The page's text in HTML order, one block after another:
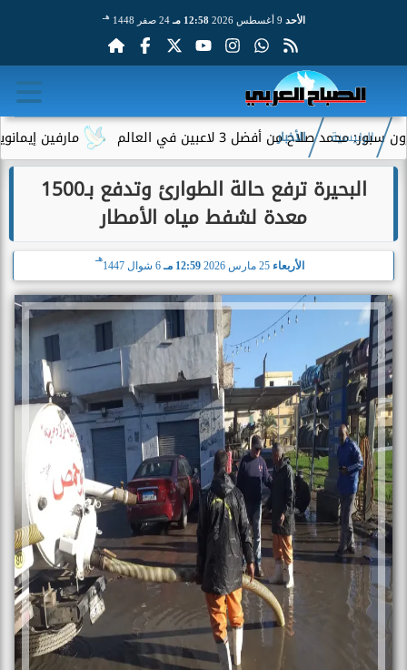
الأحد 12:58 مـ 24 صفر 1448 هـ
مارفين إيمانويل.. من أفضل 3 لاعبين في العالم
الرئيسية الأخبار
البحيرة ترفع حالة الطوارئ وتدفع بـ1500
معدة لشفط مياه الأمطار
الأربعاء 12:59 مـ 6 شوال 1447
هـ